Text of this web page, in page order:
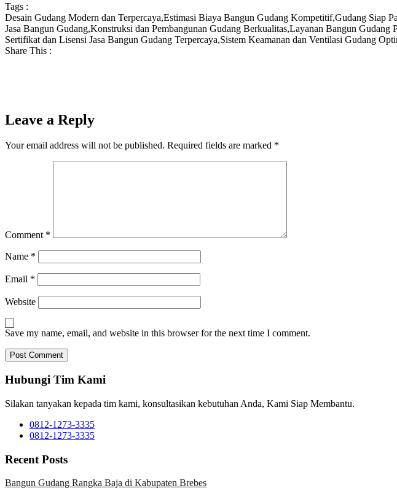
Tags :
Desain Gudang Modern dan Terpercaya,Estimasi Biaya Bangun Gudang Kompetitif,Gudang Siap
Jasa Bangun Gudang,Konstruksi dan Pembangunan Gudang Berkualitas,Layanan Bangun Gudang
Sertifikat dan Lisensi Jasa Bangun Gudang Terpercaya,Sistem Keamanan dan Ventilasi Gudang
Share This :
Leave a Reply
Your email address will not be published. Required fields are marked *
Comment *
Name *
Email *
Website
Save my name, email, and website in this browser for the next time I comment.
Hubungi Tim Kami
Silakan tanyakan kepada tim kami, konsultasikan kebutuhan Anda, Kami Siap Membantu.
0812-1273-3335
0812-1273-3335
Recent Posts
Bangun Gudang Rangka Baja di Kabupaten Brebes